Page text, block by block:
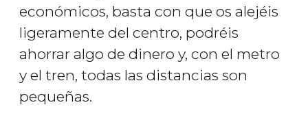
económicos, basta con que os alejéis
ligeramente del centro, podréis
ahorrar algo de dinero y, con el metro
y el tren, todas las distancias son
pequeñas.